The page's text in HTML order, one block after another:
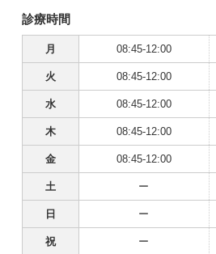
診療時間
月 08:45-12:00
火 08:45-12:00
水 08:45-12:00
木 08:45-12:00
金 08:45-12:00
土 ー
日 ー
祝 ー